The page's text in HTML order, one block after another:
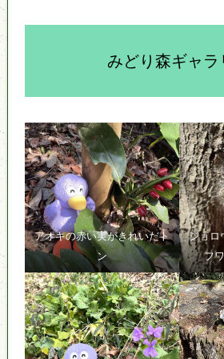
みどり森ギャラ
アオキの赤い実がきれいだト
ン
ジョロ
フ